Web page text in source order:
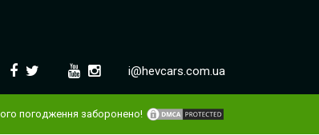
i@hevcars.com.ua
погодження заборонено!